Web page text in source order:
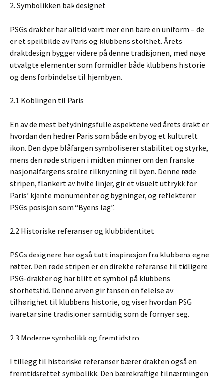
2. Symbolikken bak designet
PSGs drakter har alltid vært mer enn bare en uniform – de
er et speilbilde av Paris og klubbens stolthet. Årets
draktdesign bygger videre på denne tradisjonen, med nøye
utvalgte elementer som formidler både klubbens historie
og dens forbindelse til hjembyen.
2.1 Koblingen til Paris
En av de mest betydningsfulle aspektene ved årets drakt er
hvordan den hedrer Paris som både en by og et kulturelt
ikon. Den dype blåfargen symboliserer stabilitet og styrke,
mens den røde stripen i midten minner om den franske
nasjonalfargens stolte tilknytning til byen. Denne røde
stripen, flankert av hvite linjer, gir et visuelt uttrykk for
Paris’ kjente monumenter og bygninger, og reflekterer
PSGs posisjon som “Byens lag”.
2.2 Historiske referanser og klubbidentitet
PSGs designere har også tatt inspirasjon fra klubbens egne
røtter. Den røde stripen er en direkte referanse til tidligere
PSG-drakter og har blitt et symbol på klubbens
storhetstid. Denne arven gir fansen en følelse av
tilhørighet til klubbens historie, og viser hvordan PSG
ivaretar sine tradisjoner samtidig som de fornyer seg.
2.3 Moderne symbolikk og fremtidstro
I tillegg til historiske referanser bærer drakten også en
fremtidsrettet symbolikk. Den bærekraftige tilnærmingen